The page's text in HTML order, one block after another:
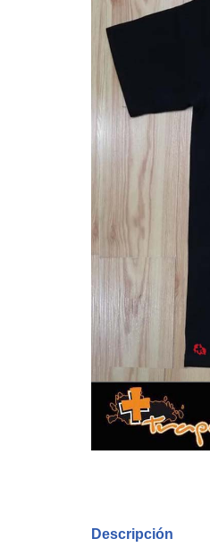
Descripción